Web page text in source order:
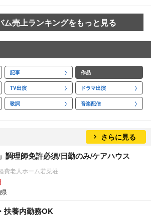
ム売上ランキングをもっと見る
記事 作品
TV出演 ドラマ出演
歌詞 音楽配信
さらに見る
調理師免許必須/日勤のみ/ケアハウス
費老人ホーム若菜荘
扶養内勤務OK